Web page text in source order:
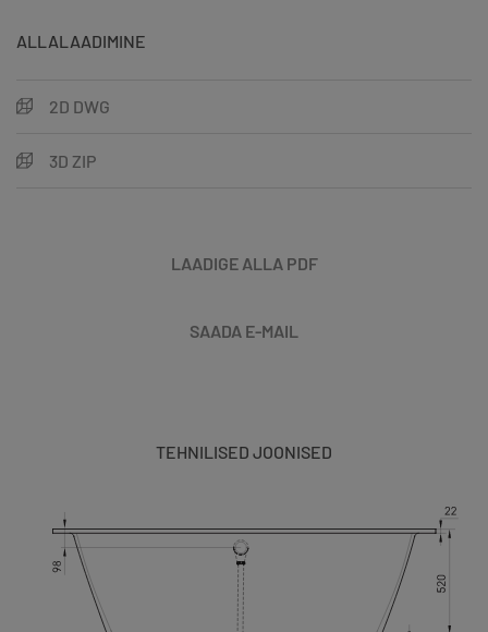
ALLALAADIMINE
2D DWG
3D ZIP
LAADIGE ALLA PDF
SAADA E-MAIL
TEHNILISED JOONISED